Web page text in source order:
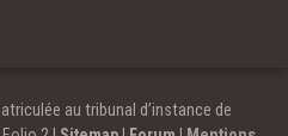
au tribunal d’instance de